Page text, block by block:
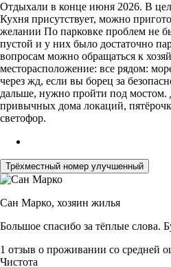
Отдыхали в конце июня 2026. В
Кухня присутствует, можно
желании По парковке проблем не
пустой и у них было достаточно
вопросам можно обращаться к
месторасположение: все рядом:
через жд, если вы борец за
дальше, нужно пройти под мостом.
привычных дома локаций,
светофор.
Трёхместный номер улучшенный
Сан Марко, хозяин жилья
Большое спасибо за тёплые слова.
1 отзыв о проживании со средней
Чистота